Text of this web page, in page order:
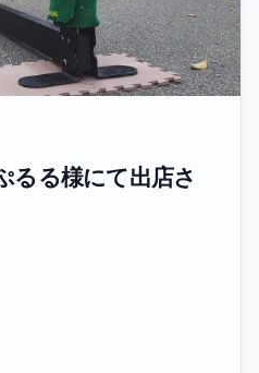
るる様にて出店さ